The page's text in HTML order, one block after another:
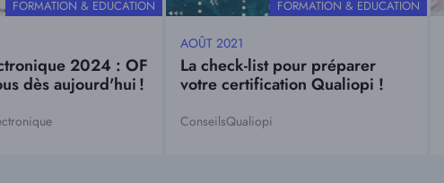
FORMATION & EDUCATION
2024 : OF
dès aujourd'hui !
FORMATION & EDUCATION
Date
mise
à
AOÛT 2021
La check-list pour préparer
votre certification Qualiopi !
Tags
ConseilsQualiopi